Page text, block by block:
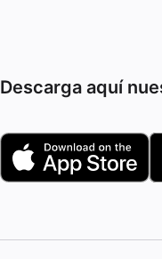
Descarga aquí